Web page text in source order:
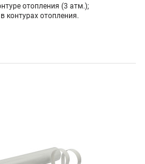
отопления (3 атм.);
контурах отопления.